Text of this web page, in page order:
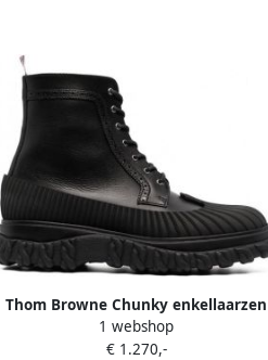
Thom Browne Chunky enkellaarzen
Zwart
1 webshop
€ 1.270,-